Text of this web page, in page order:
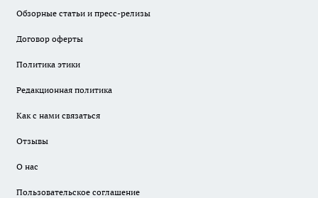
Обзорные статьи и пресс-релизы
Договор оферты
Политика этики
Редакционная политика
Как с нами связаться
Отзывы
О нас
Пользовательское соглашение